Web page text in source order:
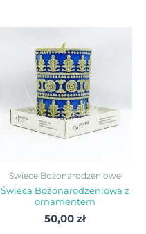
Świece Bożonarodzeniowe
Świeca Bożonarodzeniowa z
ornamentem
50,00 zł